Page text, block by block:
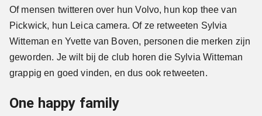
Of mensen twitteren over hun Volvo, hun kop thee van
Pickwick, hun Leica camera. Of ze retweeten Sylvia
Witteman en Yvette van Boven, personen die merken zijn
geworden. Je wilt bij de club horen die Sylvia Witteman
grappig en goed vinden, en dus ook retweeten.
One happy family